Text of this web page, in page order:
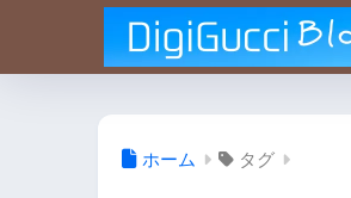
ホーム タグ